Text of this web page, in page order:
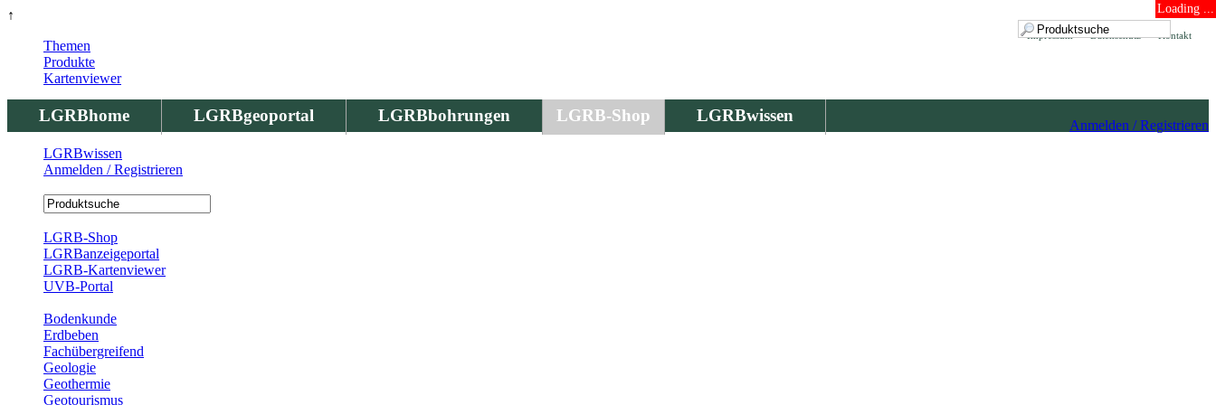
↑ Loading ...
Kontakt
Datenschutz
Impressum
LGRBhome LGRBgeoportal LGRBbohrungen LGRB-Shop LGRBwissen
Anmelden / Registrieren
Themen
Produkte
Kartenviewer
LGRBwissen
Anmelden / Registrieren
LGRB-Shop
LGRBanzeigeportal
LGRB-Kartenviewer
UVB-Portal
Bodenkunde
Erdbeben
Fachübergreifend
Geologie
Geothermie
Geotourismus